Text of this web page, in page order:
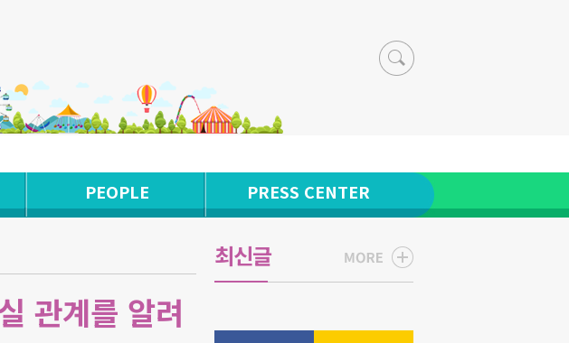
PEOPLE PRESS CENTER
관계를 알려
최신글